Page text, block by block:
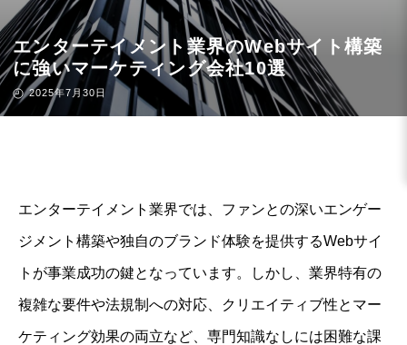
エンターテイメント業界のWebサイト構築
に強いマーケティング会社10選
2025年7月30日
エンターテイメント業界では、ファンとの深いエンゲー
ジメント構築や独自のブランド体験を提供するWebサイ
トが事業成功の鍵となっています。しかし、業界特有の
複雑な要件や法規制への対応、クリエイティブ性とマー
ケティング効果の両立など、専門知識なしには困難な課